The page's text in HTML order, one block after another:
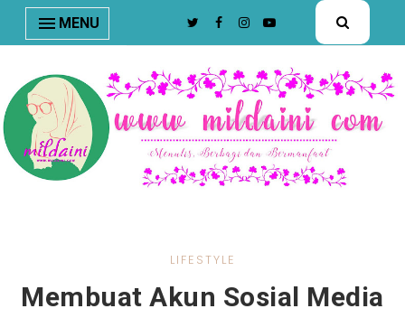
nav#menunav { border-bottom: 1px solid #e8e8e8; }
MENU
LIFESTYLE
Membuat Akun Sosial Media